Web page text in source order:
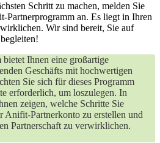
Schritt​ zu machen, melden Sie
Partnerprogramm an. Es liegt in ‌Ihren
Wir sind bereit, Sie⁢ auf
Ihnen eine großartige
Geschäfts mit hochwertigen
Sie sich für dieses Programm
erforderlich, um loszulegen. In
zeigen, welche Schritte Sie
Anifit-Partnerkonto zu erstellen und
Partnerschaft zu verwirklichen.